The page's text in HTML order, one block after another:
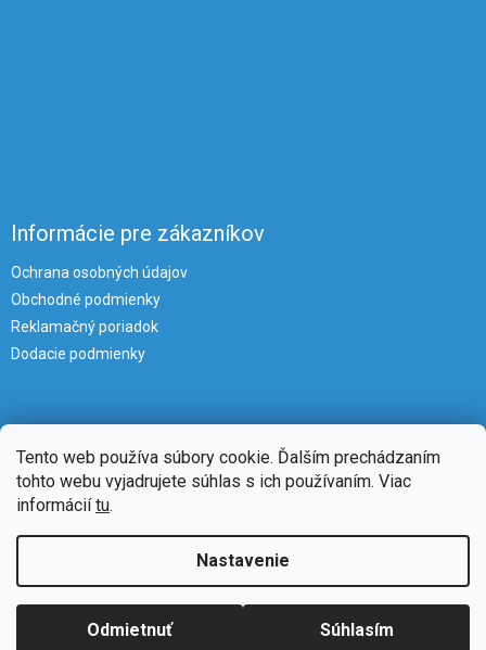
Tento web používa súbory cookie. Ďalším prechádzaním
tohto webu vyjadrujete súhlas s ich používaním. Viac
informáciítu.
Nastavenie
Odmietnuť Súhlasím
Informácie pre zákazníkov
Ochrana osobných údajov
Obchodné podmienky
Reklamačný poriadok
Dodacie podmienky
Copyright 2026iKlimatizacie. Všetky práva vyhradené.Upraviť